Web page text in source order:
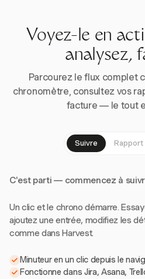
Voyez-le en
analysez,
Parcourez le flux complet
chronomètre, consultez vos
facture — le tout
Suivre Rapport
C'est parti — commencez à
Un clic et le chrono démarre.
ajoutez une entrée, modifiez les
comme dans Harvest.
Minuteur en un clic depuis le
Fonctionne dans Jira, Asana,